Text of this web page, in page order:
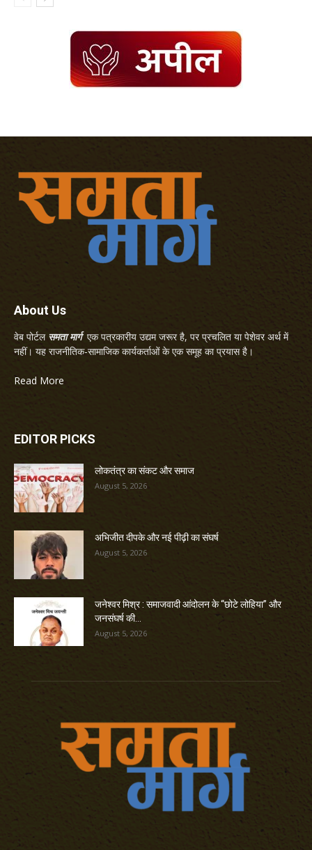
About Us
वेब पोर्टल समता मार्गएक पत्रकारीय उद्यम जरूर है, पर प्रचलित या पेशेवर अर्थ में
नहीं। यह राजनीतिक-सामाजिक कार्यकर्ताओं के एक समूह का प्रयास है।
Read More
EDITOR PICKS
लोकतंत्र का संकट और समाज
August 5, 2026
अभिजीत दीपके और नई पीढ़ी का संघर्ष
August 5, 2026
जनेश्वर मिश्र : समाजवादी आंदोलन के “छोटे लोहिया” और
जनसंघर्ष की...
August 5, 2026